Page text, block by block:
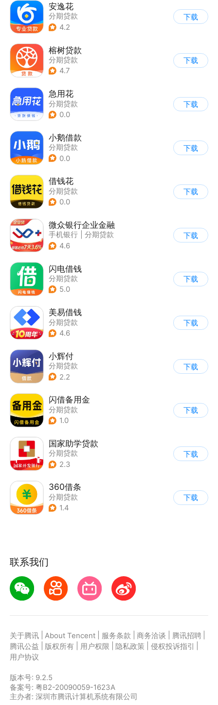
安逸花
分期贷款
4.2
下载
榕树贷款
分期贷款
4.7
下载
急用花
分期贷款
0.0
下载
小鹅借款
分期贷款
0.0
下载
借钱花
分期贷款
0.0
下载
微众银行企业金融
手机银行
分期贷款
4.6
下载
闪电借钱
分期贷款
5.0
下载
美易借钱
分期贷款
4.6
下载
小辉付
分期贷款
2.2
下载
闪借备用金
分期贷款
1.0
下载
国家助学贷款
分期贷款
2.3
下载
360借条
分期贷款
1.4
下载
联系我们
关于腾讯 About Tencent 服务条款 商务洽谈 腾讯招聘
腾讯公益
版权所有 用户权限 隐私政策 侵权投诉指引
用户协议
版本号: 9.2.5
备案号: 粤B2-20090059-1623A
主办者: 深圳市腾讯计算机系统有限公司